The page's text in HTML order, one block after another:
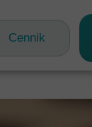
Cennik